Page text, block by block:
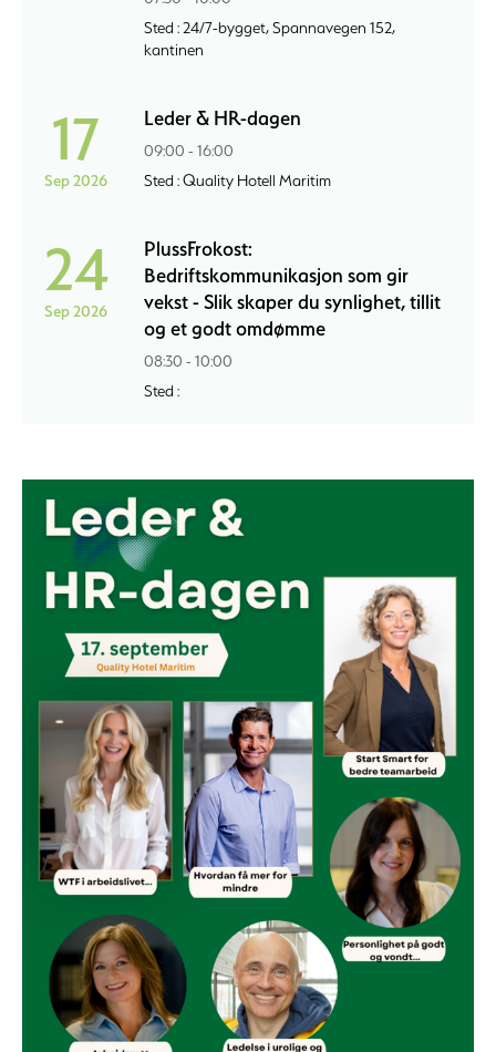
Sted : 24/7-bygget, Spannavegen 152,
kantinen
17
Sep 2026
Leder & HR-dagen
09:00 - 16:00
Sted : Quality Hotell Maritim
24
Sep 2026
PlussFrokost:
Bedriftskommunikasjon som gir
vekst - Slik skaper du synlighet, tillit
og et godt omdømme
08:30 - 10:00
Sted :